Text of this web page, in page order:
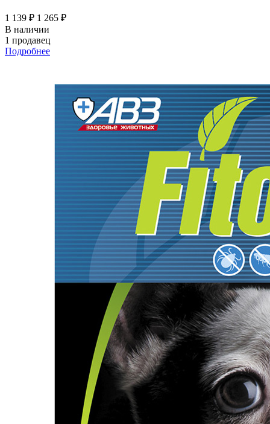
1 139 ₽ 1 265 ₽
В наличии
1 продавец
Подробнее